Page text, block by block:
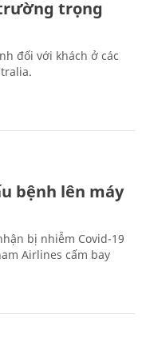
trọng
đối với khách ở các
bệnh lên máy
bị nhiễm Covid-19
Airlines cấm bay